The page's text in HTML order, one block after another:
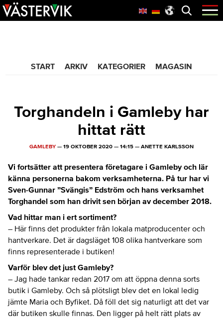
Hoppa
till
Skip
to
Hoppa
till
Öppna
menyn
START ARKIV KATEGORIER MAGASIN
Torghandeln i Gamleby har
hittat rätt
GAMLEBY — 19 OKTOBER 2020 — 14:15 — ANETTE KARLSSON
Vi fortsätter att presentera företagare i Gamleby och lär
känna personerna bakom verksamheterna. På tur har vi
Sven-Gunnar ”Svängis” Edström och hans verksamhet
Torghandel som han drivit sen början av december 2018.
Vad hittar man i ert sortiment?
– Här finns det produkter från lokala matproducenter och
hantverkare. Det är dagsläget 108 olika hantverkare som
finns representerade i butiken!
Varför blev det just Gamleby?
– Jag hade tankar redan 2017 om att öppna denna sorts
butik i Gamleby. Och så plötsligt blev det en lokal ledig
jämte Maria och Byfiket. Då föll det sig naturligt att det var
där butiken skulle finnas. Den ligger på helt rätt plats av